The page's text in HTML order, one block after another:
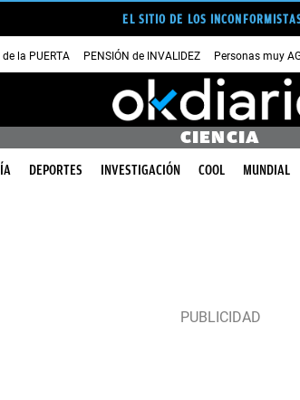
EL SITIO DE LOS
la PUERTA PENSIÓN de INVALIDEZ Personas muy
CIENCIA
DEPORTES INVESTIGACIÓN COOL MUNDIAL